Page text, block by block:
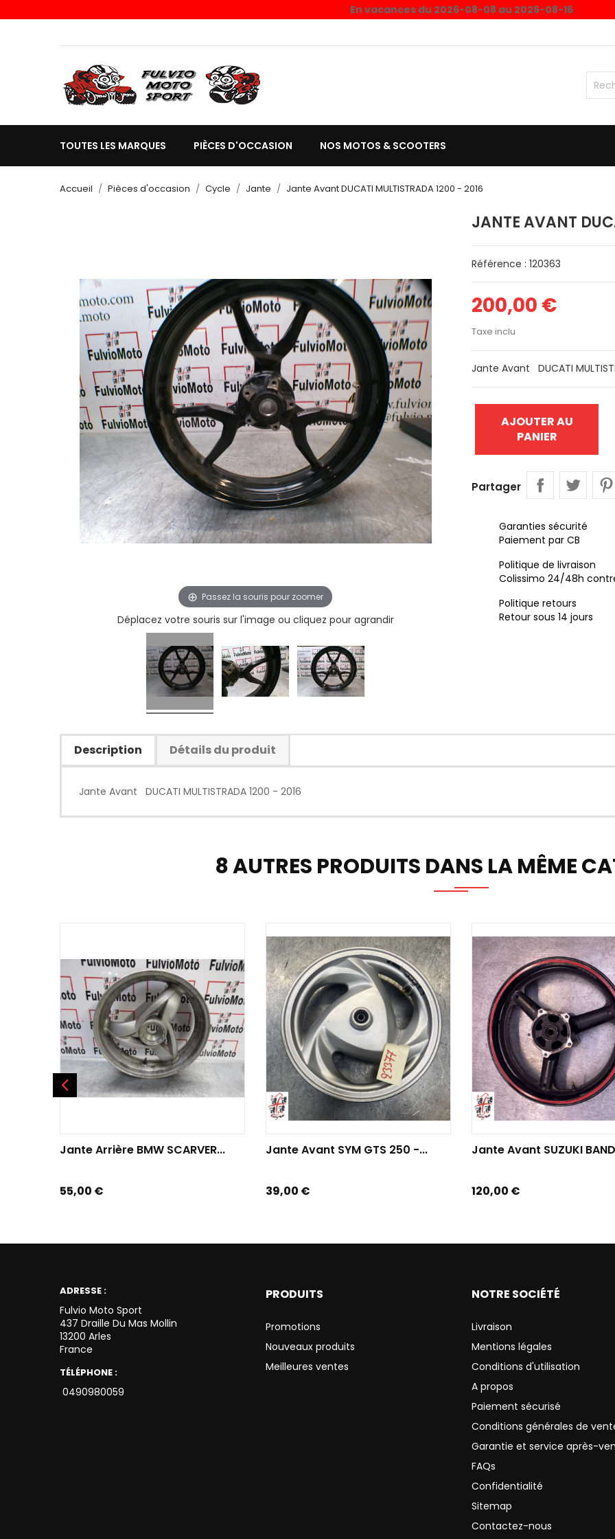
En vacances du 2026-08-08 au 2026-08-16
TOUTES LES MARQUES PIÈCES D'OCCASION NOS MOTOS & SCOOTERS
Accueil Pièces d'occasion Cycle Jante Jante Avant DUCATI MULTISTRADA 1200 - 2016
Passez la souris pour zoomer
Déplacez votre souris sur l'image ou cliquez pour agrandir
JANTE AVANT
Référence : 120363
200,00 €
Taxe inclu
Jante Avant DUCATI
AJOUTER AU
PANIER
Partager
Garanties sécurité
Paiement par CB
Politique de livraison
Colissimo 24/48h
Politique retours
Retour sous 14 jours
Description Détails du produit
Jante Avant DUCATI MULTISTRADA 1200 - 2016
8 AUTRES PRODUITS DANS LA MÊME
Jante Arrière BMW SCARVER...
Prix
55,00 €
Jante Avant SYM GTS 250 -...
Prix
39,00 €
Jante Avant SUZUKI
Prix
120,00 €
ADRESSE :
Fulvio Moto Sport
437 Draille Du Mas Mollin
13200 Arles
France
TÉLÉPHONE :
0490980059
PRODUITS
Promotions
Nouveaux produits
Meilleures ventes
NOTRE SOCIÉTÉ
Livraison
Mentions légales
Conditions d'utilisation
A propos
Paiement sécurisé
Conditions générales de
Garantie et service après-
FAQs
Confidentialité
Sitemap
Contactez-nous